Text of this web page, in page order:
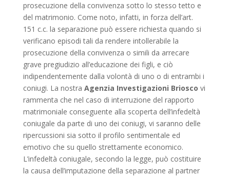
prosecuzione della convivenza sotto lo stesso tetto e
del matrimonio. Come noto, infatti, in forza dell’art.
151 c.c. la separazione può essere richiesta quando si
verificano episodi tali da rendere intollerabile la
prosecuzione della convivenza o simili da arrecare
grave pregiudizio all’educazione dei figli, e ciò
indipendentemente dalla volontà di uno o di entrambi i
coniugi. La nostra Agenzia Investigazioni Briosco vi
rammenta che nel caso di interruzione del rapporto
matrimoniale conseguente alla scoperta dell’infedeltà
coniugale da parte di uno dei coniugi, vi saranno delle
ripercussioni sia sotto il profilo sentimentale ed
emotivo che su quello strettamente economico.
L’infedeltà coniugale, secondo la legge, può costituire
la causa dell’imputazione della separazione al partner